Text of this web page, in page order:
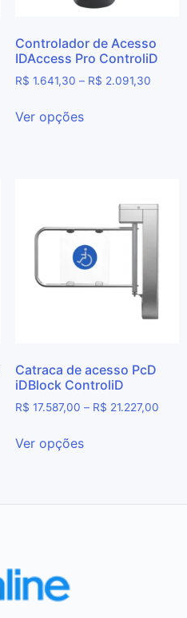
Controlador de Acesso
IDAccess Pro ControliD
R$ 1.641,30 – R$ 2.091,30
Ver opções
Catraca de acesso PcD
iDBlock ControliD
R$ 17.587,00 – R$ 21.227,00
Ver opções